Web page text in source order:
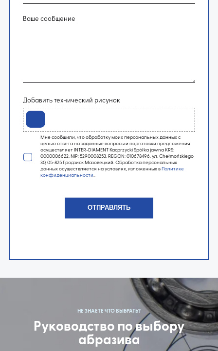
Ваше сообщение
Добавить технический рисунок
Мне сообщили, что обработку моих персональных данных с
целью ответа на заданные вопросы и подготовки предложения
осуществляет INTER-DIAMENT Kacprzycki Spółka jawna KRS:
0000006622, NIP: 5290008253, REGON: 010678496, ул. Chełmońskiego
30, 05-825 Гродзиск Мазовецкий. Обработка персональных
данных осуществляется на условиях, изложенных в Политике
конфиденциальности..
НЕ ЗНАЕТЕ ЧТО ВЫБРАТЬ?
Руководство по выбору
абразива